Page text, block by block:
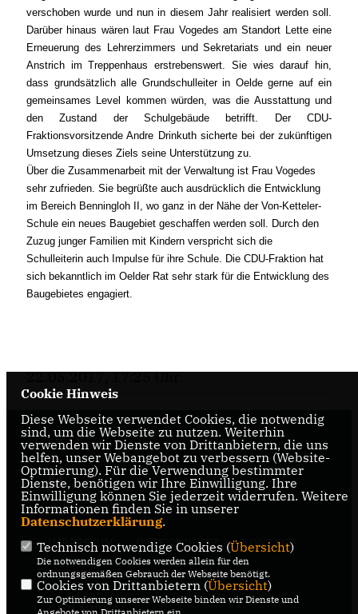
verschoben wurde und nun in diesem Jahr realisiert werden soll.
Darüber hinaus wären laut Frau Vogedes am Standort Lette eine
Erneuerung des Lehrerzimmers und Sekretariats und ein neuer
Anstrich im Treppenhaus erstrebenswert. Sie wies darauf hin,
dass grundsätzlich alle Grundschulleiter in Oelde gerne auf ein
gemeinsames Level kommen würden, was die Ausstattung und
den Zustand der Schulgebäude betrifft. Der CDU-
Fraktionsvorsitzende Andre Drinkuth sicherte bei der zukünftigen
Umsetzung dieses Ziels seine Unterstützung zu.
Über die Zusammenarbeit mit der Verwaltung ist Frau Vogedes
sehr zufrieden. Sie begrüßte auch ausdrücklich die Entwicklung
im Bereich Benningloh II, wo ganz in der Nähe der Von-Ketteler-
Schule ein neues Baugebiet geschaffen werden soll. Durch den
Zuzug junger Familien mit Kindern verspricht sich die
Schulleiterin auch Impulse für ihre Schule. Die CDU-Fraktion hat
sich bekanntlich im Oelder Rat sehr stark für die Entwicklung des
Baugebietes engagiert.
22.05.2017, 17:25 Uhr
CDU Oelde
IMPRESSUM DATENSCHUTZ KONTAKT
CDU Kreisverband Warendorf-
Beckum
CDU NRW
Cookie Hinweis
Diese Webseite verwendet Cookies, die notwendig
sind, um die Webseite zu nutzen. Weiterhin
verwenden wir Dienste von Drittanbietern, die uns
helfen, unser Webangebot zu verbessern (Website-
Optmierung). Für die Verwendung bestimmter
Dienste, benötigen wir Ihre Einwilligung. Ihre
Einwilligung können Sie jederzeit widerrufen. Weitere
Informationen finden Sie in unserer
Datenschutzerklärung.
Technisch notwendige Cookies (Übersicht)
Die notwendigen Cookies werden allein für den
ordnungsgemäßen Gebrauch der Webseite benötigt.
Cookies von Drittanbietern (Übersicht)
Zur Optimierung unserer Webseite binden wir Dienste und